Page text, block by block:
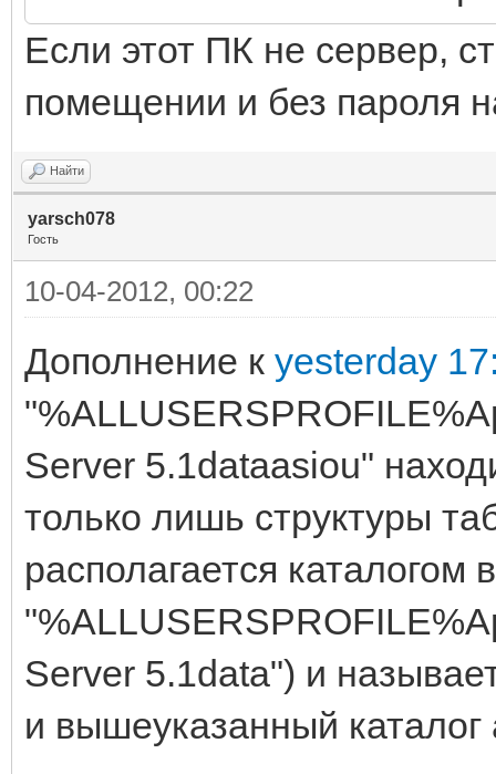
Если этот ПК не сервер,
помещении и без пароля
Найти
yarsch078
Гость
10-04-2012, 00:22
Дополнение к yesterday
Server 5.1dataasiou"
только лишь структуры
располагается каталогом
Server 5.1data") и
и вышеуказанный каталог